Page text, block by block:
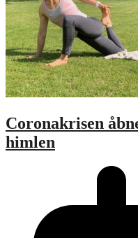
Coronakrisen
himlen